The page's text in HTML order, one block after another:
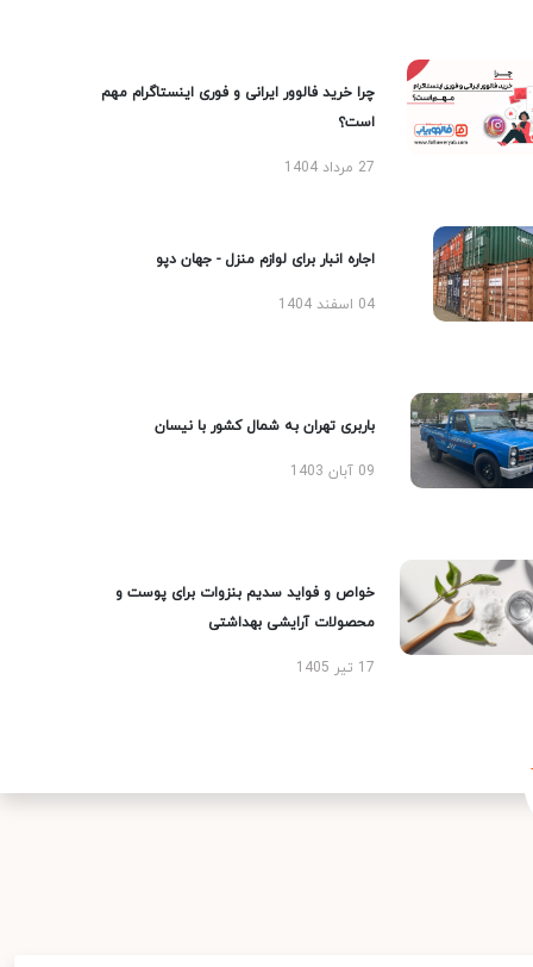
چرا خرید فالوور ایرانی و فوری اینستاگرام مهم
است؟
27 مرداد 1404
اجاره انبار برای لوازم منزل - جهان دپو
04 اسفند 1404
باربری تهران به شمال کشور با نیسان
09 آبان 1403
خواص و فواید سدیم بنزوات برای پوست و
محصولات آرایشی بهداشتی
17 تیر 1405